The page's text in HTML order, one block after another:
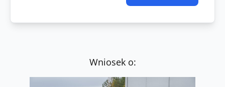
Wniosek o: